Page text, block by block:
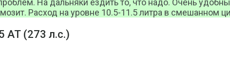
На дальняки ездить то, что надо. Очень
Расход на уровне 10.5-11.5 литра в смешанном
АТ (273 л.с.)